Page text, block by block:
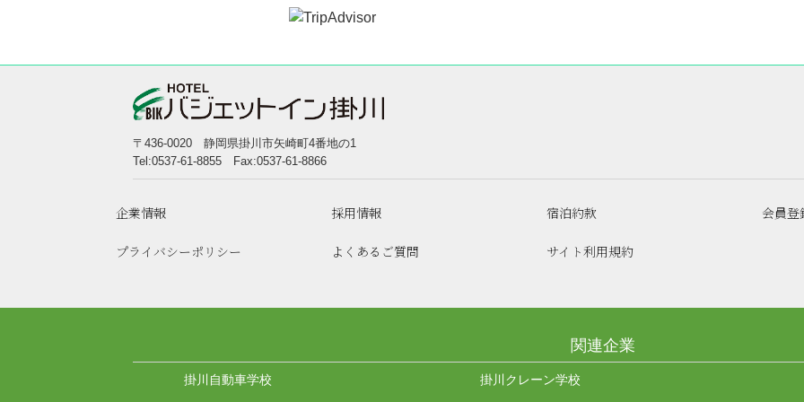
〒436-0020 静岡県掛川市矢崎町4番地の1
Tel:0537-61-8855 Fax:0537-61-8866
企業情報 採用情報 宿泊約款 会員登
プライバシーポリシー よくあるご質問 サイト利用規約
関連企業
掛川自動車学校 掛川クレーン学校